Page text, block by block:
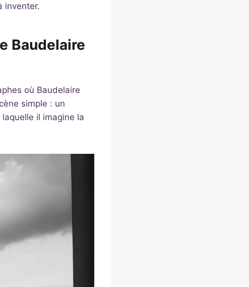
inventer.
Baudelaire
où Baudelaire
simple : un
il imagine la